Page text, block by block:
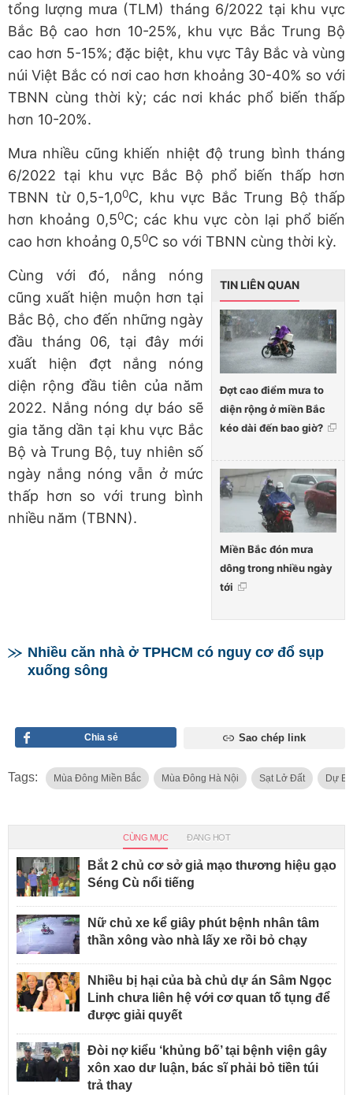
tổng lượng mưa (TLM) tháng 6/2022 tại khu vực
Bắc Bộ cao hơn 10-25%, khu vực Bắc Trung Bộ
cao hơn 5-15%; đặc biệt, khu vực Tây Bắc và vùng
núi Việt Bắc có nơi cao hơn khoảng 30-40% so với
TBNN cùng thời kỳ; các nơi khác phổ biến thấp
hơn 10-20%.
Mưa nhiều cũng khiến nhiệt độ trung bình tháng
6/2022 tại khu vực Bắc Bộ phổ biến thấp hơn
TBNN từ 0,5-1,00C, khu vực Bắc Trung Bộ thấp
hơn khoảng 0,50C; các khu vực còn lại phổ biến
cao hơn khoảng 0,50C so với TBNN cùng thời kỳ.
TIN LIÊN QUAN
Đợt cao điểm mưa to
diện rộng ở miền Bắc
kéo dài đến bao giờ?
Miền Bắc đón mưa
dông trong nhiều ngày
tới
Cùng với đó, nắng nóng
cũng xuất hiện muộn hơn tại
Bắc Bộ, cho đến những ngày
đầu tháng 06, tại đây mới
xuất hiện đợt nắng nóng
diện rộng đầu tiên của năm
2022. Nắng nóng dự báo sẽ
gia tăng dần tại khu vực Bắc
Bộ và Trung Bộ, tuy nhiên số
ngày nắng nóng vẫn ở mức
thấp hơn so với trung bình
nhiều năm (TBNN).
Nhiều căn nhà ở TPHCM có nguy cơ đổ sụp
xuống sông
Chia sẻ Sao chép link
Tags: Mùa Đông Miền Bắc Mùa Đông Hà Nội Sạt Lở Đất Dự
CÙNG MỤC ĐANG HOT
Bắt 2 chủ cơ sở giả mạo thương hiệu gạo
Séng Cù nổi tiếng
Nữ chủ xe kể giây phút bệnh nhân tâm
thần xông vào nhà lấy xe rồi bỏ chạy
Nhiều bị hại của bà chủ dự án Sâm Ngọc
Linh chưa liên hệ với cơ quan tố tụng để
được giải quyết
Đòi nợ kiểu ‘khủng bố’ tại bệnh viện gây
xôn xao dư luận, bác sĩ phải bỏ tiền túi
trả thay